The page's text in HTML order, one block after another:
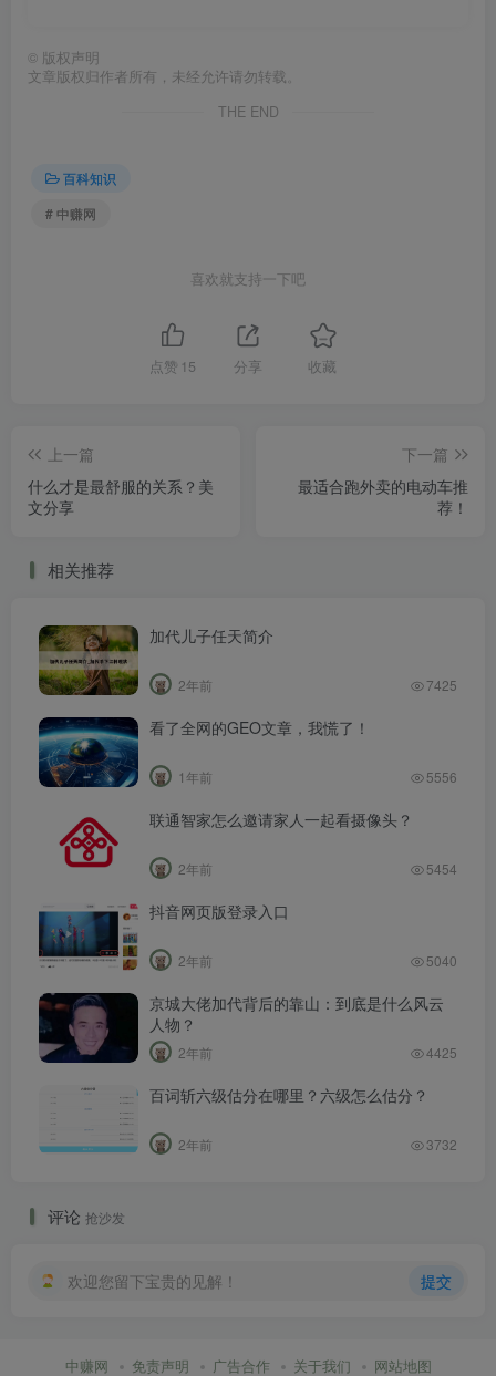
© 版权声明
文章版权归作者所有，未经允许请勿转载。
THE END
百科知识
# 中赚网
喜欢就支持一下吧
点赞 15 分享 收藏
上一篇
什么才是最舒服的关系？美
文分享
下一篇
最适合跑外卖的电动车推
荐！
相关推荐
加代儿子任天简介
2年前 7425
看了全网的GEO文章，我慌了！
1年前 5556
联通智家怎么邀请家人一起看摄像头？
2年前 5454
抖音网页版登录入口
2年前 5040
京城大佬加代背后的靠山：到底是什么风云
人物？
2年前 4425
百词斩六级估分在哪里？六级怎么估分？
2年前 3732
评论 抢沙发
欢迎您留下宝贵的见解！ 提交
中赚网 免责声明 广告合作 关于我们 网站地图